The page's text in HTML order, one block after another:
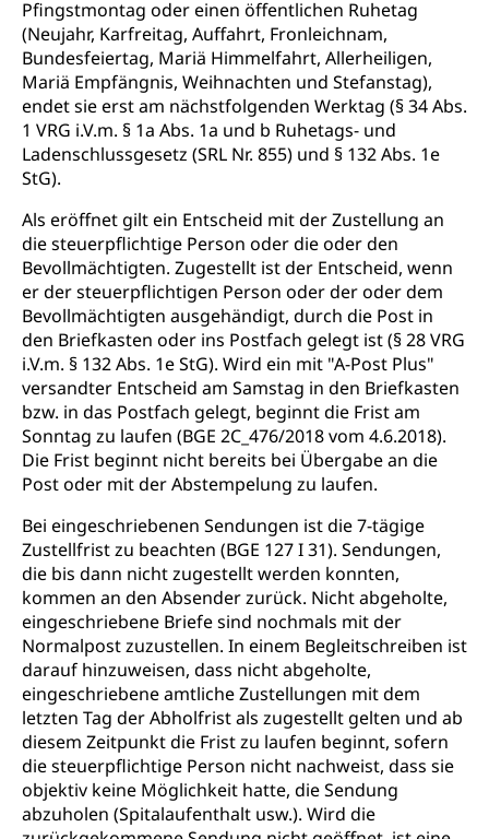
Pfingstmontag oder einen öffentlichen Ruhetag
(Neujahr, Karfreitag, Auffahrt, Fronleichnam,
Bundesfeiertag, Mariä Himmelfahrt, Allerheiligen,
Mariä Empfängnis, Weihnachten und Stefanstag),
endet sie erst am nächstfolgenden Werktag (§ 34 Abs.
1 VRG i.V.m. § 1a Abs. 1a und b Ruhetags- und
Ladenschlussgesetz (SRL Nr. 855) und § 132 Abs. 1e
StG).
Als eröffnet gilt ein Entscheid mit der Zustellung an
die steuerpflichtige Person oder die oder den
Bevollmächtigten. Zugestellt ist der Entscheid, wenn
er der steuerpflichtigen Person oder der oder dem
Bevollmächtigten ausgehändigt, durch die Post in
den Briefkasten oder ins Postfach gelegt ist (§ 28 VRG
i.V.m. § 132 Abs. 1e StG). Wird ein mit "A-Post Plus"
versandter Entscheid am Samstag in den Briefkasten
bzw. in das Postfach gelegt, beginnt die Frist am
Sonntag zu laufen (BGE 2C_476/2018 vom 4.6.2018).
Die Frist beginnt nicht bereits bei Übergabe an die
Post oder mit der Abstempelung zu laufen.
Bei eingeschriebenen Sendungen ist die 7-tägige
Zustellfrist zu beachten (BGE 127 I 31). Sendungen,
die bis dann nicht zugestellt werden konnten,
kommen an den Absender zurück. Nicht abgeholte,
eingeschriebene Briefe sind nochmals mit der
Normalpost zuzustellen. In einem Begleitschreiben ist
darauf hinzuweisen, dass nicht abgeholte,
eingeschriebene amtliche Zustellungen mit dem
letzten Tag der Abholfrist als zugestellt gelten und ab
diesem Zeitpunkt die Frist zu laufen beginnt, sofern
die steuerpflichtige Person nicht nachweist, dass sie
objektiv keine Möglichkeit hatte, die Sendung
abzuholen (Spitalaufenthalt usw.). Wird die
Strafregisterauszug bestellen (EJPD)
Vormund, Amtsvormund, Mündel,
Vormundschaftsbehörde, Kindesschutz,
Jugendschutz
Kindes- und Erwachsenenschutz KESB
Kindes- und Erwachsenenschutzbehörden im
Kanton Luzern
Umwelt und Bauen
Abfall
Abfallentsorgung, Kehrichtabfuhr, Müllabfuhr
Abfall und Entsorgung
Gemeindeverbände für Abfallentsorgung
Boden, Natur und Landschaft
Bodenschutz, Landschaftsschutz, Gewässerschutz,
Naturschutz, Umweltschutz
Natur (Dienststelle Landwirtschaft und
Wald)
Natur- und Lanschaftsschutz (GEO-Portal
rawi)
Chemie und Gifte
Giftabfälle, Giftmüll, Schadstoffe, Giftstoffe, Störfall
Sonderabfälle und Gifte (Umweltberatung
Luzern)
Eigentum
ÖREB-Kataster
Grundeigentümerabfrage
Energie
Strom, Energieversorgung, Stromversorgung,
Energieverbrauch, Stromverbrauch, Energiequelle,
Windenergie, Wasserkraft, Sonnenenergie, fossile
Energie, erneuerbare Energie, Biomasse
Energiefachstellenkonferenz Zentralschweiz
Grundbuch
Grundbucheintrag, Grundbuchamt,
Grundeigentum, Grundstück
Grundbuch
Luft und Klima